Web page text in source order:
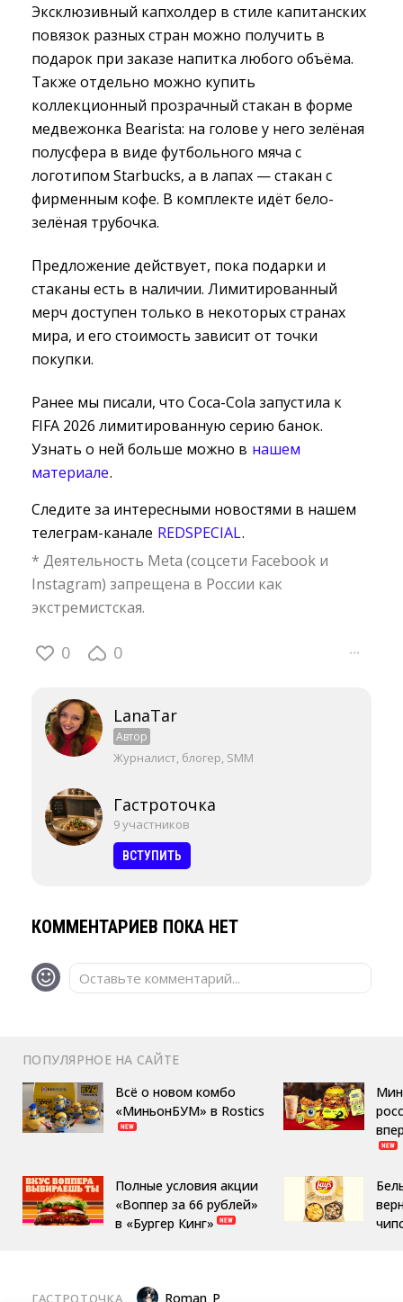
Эксклюзивный капхолдер в стиле капитанских
повязок разных стран можно получить в
подарок при заказе напитка любого объёма.
Также отдельно можно купить
коллекционный прозрачный стакан в форме
медвежонка Bearista: на голове у него зелёная
полусфера в виде футбольного мяча с
логотипом Starbucks, а в лапах — стакан с
фирменным кофе. В комплекте идёт бело-
зелёная трубочка.
Предложение действует, пока подарки и
стаканы есть в наличии. Лимитированный
мерч доступен только в некоторых странах
мира, и его стоимость зависит от точки
покупки.
Ранее мы писали, что Coca-Cola запустила к
FIFA 2026 лимитированную серию банок.
Узнать о ней больше можно в нашем
материале.
Следите за интересными новостями в нашем
телеграм-канале REDSPECIAL.
* Деятельность Meta (соцсети Facebook и
Instagram) запрещена в России как
экстремистская.
0 0 ···
LanaTar
Автор
Журналист, блогер, SMM
Гастроточка
9 участников
ВСТУПИТЬ
КОММЕНТАРИЕВ ПОКА НЕТ
Оставьте комментарий...
ПОПУЛЯРНОЕ НА САЙТЕ
Всё о новом комбо
«МиньонБУМ» в Rostics
Полные условия акции
«Воппер за 66 рублей»
в «Бургер Кинг»
ГАСТРОТОЧКА Roman_P